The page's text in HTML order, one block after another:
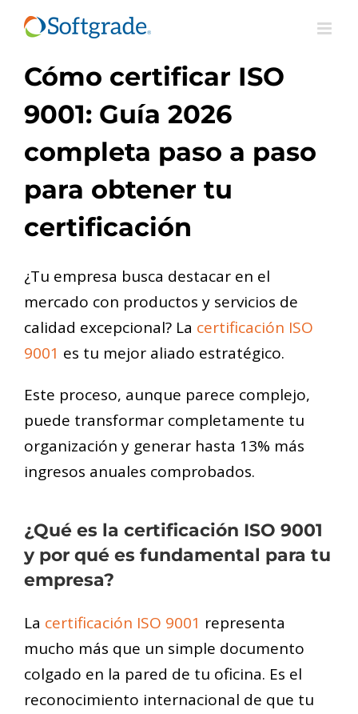
Saltar
contenido
Cómo certificar ISO
9001: Guía 2026
completa paso a paso
para obtener tu
certificación
¿Tu empresa busca destacar en el
mercado con productos y servicios de
calidad excepcional? La certificación ISO
9001 es tu mejor aliado estratégico.
Este proceso, aunque parece complejo,
puede transformar completamente tu
organización y generar hasta 13% más
ingresos anuales comprobados.
¿Qué es la certificación ISO 9001
y por qué es fundamental para tu
empresa?
La certificación ISO 9001 representa
mucho más que un simple documento
colgado en la pared de tu oficina. Es el
reconocimiento internacional de que tu